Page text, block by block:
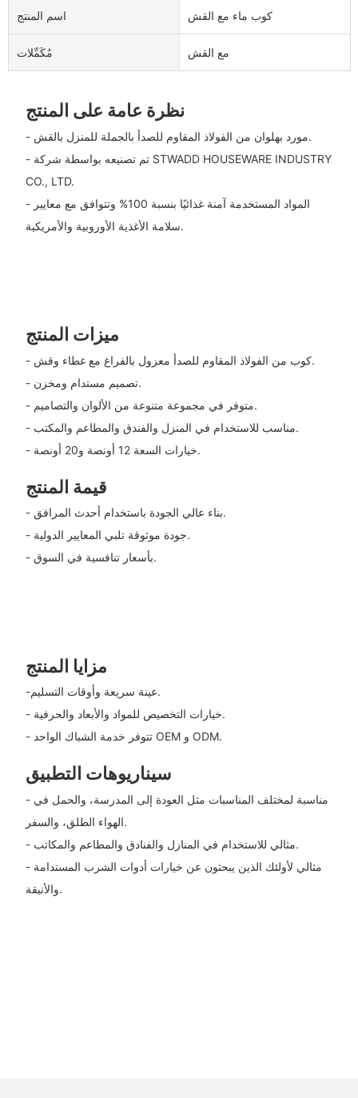
اسم المنتج كوب ماء مع القش
مُكَمِّلات مع القش
نظرة عامة على المنتج
- مورد بهلوان من الفولاذ المقاوم للصدأ بالجملة للمنزل بالقش.
- تم تصنيعه بواسطة شركة STWADD HOUSEWARE INDUSTRY
CO., LTD.
- المواد المستخدمة آمنة غذائيًا بنسبة 100% وتتوافق مع معايير
سلامة الأغذية الأوروبية والأمريكية.
ميزات المنتج
- كوب من الفولاذ المقاوم للصدأ معزول بالفراغ مع غطاء وقش.
- تصميم مستدام ومخزن.
- متوفر في مجموعة متنوعة من الألوان والتصاميم.
- مناسب للاستخدام في المنزل والفندق والمطاعم والمكتب.
- خيارات السعة 12 أونصة و20 أونصة.
قيمة المنتج
- بناء عالي الجودة باستخدام أحدث المرافق.
- جودة موثوقة تلبي المعايير الدولية.
- بأسعار تنافسية في السوق.
مزايا المنتج
-عينة سريعة وأوقات التسليم.
- خيارات التخصيص للمواد والأبعاد والحرفية.
- تتوفر خدمة الشباك الواحد OEM و ODM.
سيناريوهات التطبيق
- مناسبة لمختلف المناسبات مثل العودة إلى المدرسة، والحمل في
الهواء الطلق، والسفر.
- مثالي للاستخدام في المنازل والفنادق والمطاعم والمكاتب.
- مثالي لأولئك الذين يبحثون عن خيارات أدوات الشرب المستدامة
والأنيقة.